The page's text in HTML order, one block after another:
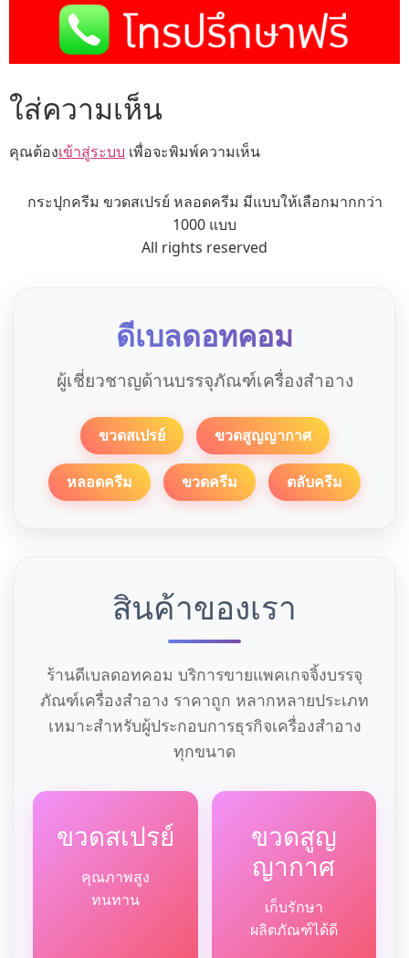
ใส่ความเห็น
คุณต้องเข้าสู่ระบบ เพื่อจะพิมพ์ความเห็น
กระปุกครีม ขวดสเปรย์ หลอดครีม มีแบบให้เลือกมากกว่า
1000 แบบ
All rights reserved
ดีเบลดอทคอม
ผู้เชี่ยวชาญด้านบรรจุภัณฑ์เครื่องสำอาง
ขวดสเปรย์ ขวดสูญญากาศ
หลอดครีม ขวดครีม ตลับครีม
สินค้าของเรา
ร้านดีเบลดอทคอม บริการขายแพคเกจจิ้งบรรจุ
ภัณฑ์เครื่องสำอาง ราคาถูก หลากหลายประเภท
เหมาะสำหรับผู้ประกอบการธุรกิจเครื่องสำอาง
ทุกขนาด
ขวดสเปรย์
คุณภาพสูง
ทนทาน
ขวดสูญ
ญากาศ
เก็บรักษา
ผลิตภัณฑ์ได้ดี